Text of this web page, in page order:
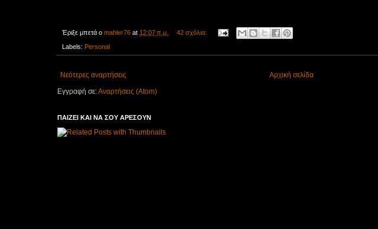
Έριξε μπετά ο mahler76 at 12:07 π.μ. 42 σχόλια:
Labels: Personal
Νεότερες αναρτήσεις
Αρχική σελίδα
Εγγραφή σε:Αναρτήσεις (Atom)
ΠΑΙΖΕΙ ΚΑΙ ΝΑ ΣΟΥ ΑΡΕΣΟΥΝ